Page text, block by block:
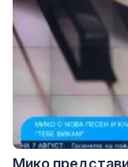
Мико